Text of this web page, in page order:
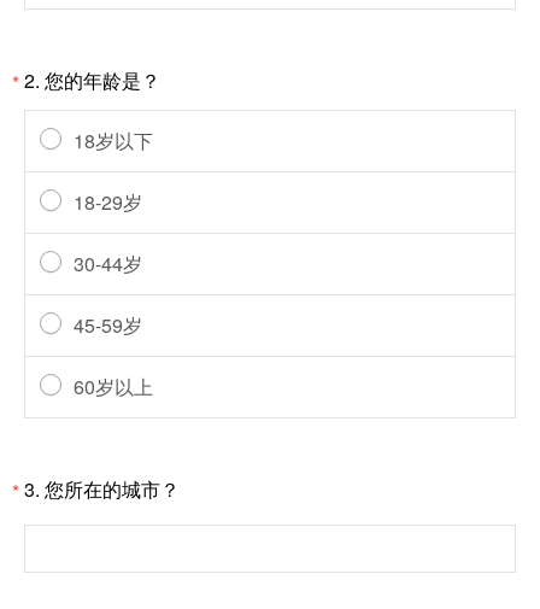
*2. 您的年龄是？
18岁以下
18-29岁
30-44岁
45-59岁
60岁以上
*3. 您所在的城市？